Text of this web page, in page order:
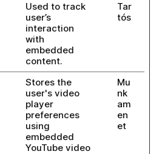
Used to track
user’s
interaction
with
embedded
content.
Tar
tós
Stores the
user's video
player
preferences
using
embedded
YouTube video
Mu
nk
am
en
et